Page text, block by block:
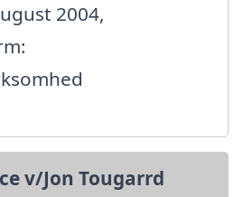
2004,
v/Jon Tougarrd